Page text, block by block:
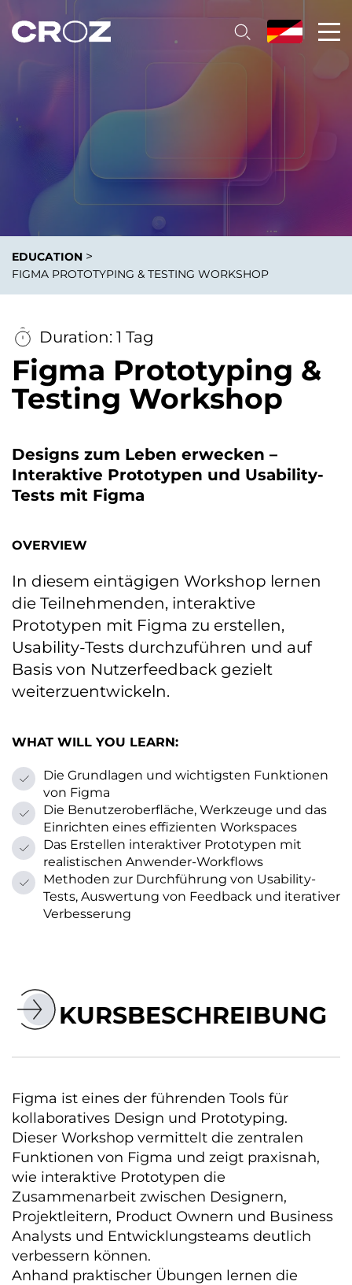
EDUCATION >
FIGMA PROTOTYPING & TESTING WORKSHOP
Duration: 1 Tag
Figma Prototyping &
Testing Workshop
Designs zum Leben erwecken –
Interaktive Prototypen und Usability-
Tests mit Figma
OVERVIEW
In diesem eintägigen Workshop lernen
die Teilnehmenden, interaktive
Prototypen mit Figma zu erstellen,
Usability-Tests durchzuführen und auf
Basis von Nutzerfeedback gezielt
weiterzuentwickeln.
WHAT WILL YOU LEARN:
Die Grundlagen und wichtigsten Funktionen
von Figma
Die Benutzeroberfläche, Werkzeuge und das
Einrichten eines effizienten Workspaces
Das Erstellen interaktiver Prototypen mit
realistischen Anwender-Workflows
Methoden zur Durchführung von Usability-
Tests, Auswertung von Feedback und iterativer
Verbesserung
KURSBESCHREIBUNG
Figma ist eines der führenden Tools für
kollaboratives Design und Prototyping.
Dieser Workshop vermittelt die zentralen
Funktionen von Figma und zeigt praxisnah,
wie interaktive Prototypen die
Zusammenarbeit zwischen Designern,
Projektleitern, Product Ownern und Business
Analysts und Entwicklungsteams deutlich
verbessern können.
Anhand praktischer Übungen lernen die